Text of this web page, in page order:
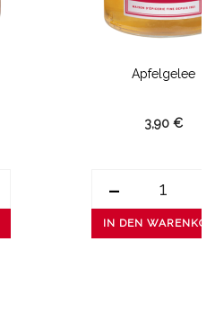
Apfelgelee
3,90 €
-
IN DEN